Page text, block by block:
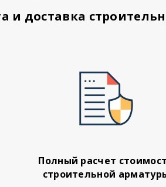
и доставка
Полный расчет
строительной